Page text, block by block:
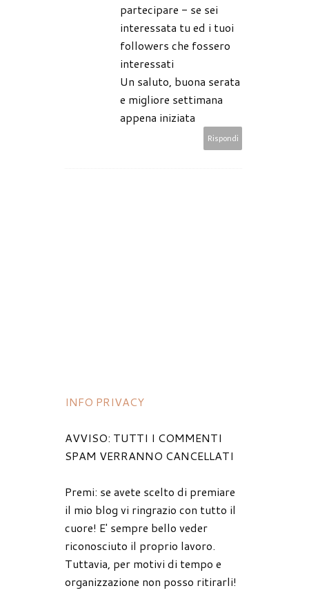
partecipare - se sei
interessata tu ed i tuoi
followers che fossero
interessati
Un saluto, buona serata
e migliore settimana
appena iniziata
Rispondi
INFO PRIVACY
AVVISO: TUTTI I COMMENTI
SPAM VERRANNO CANCELLATI
Premi: se avete scelto di premiare
il mio blog vi ringrazio con tutto il
cuore! E' sempre bello veder
riconosciuto il proprio lavoro.
Tuttavia, per motivi di tempo e
organizzazione non posso ritirarli!